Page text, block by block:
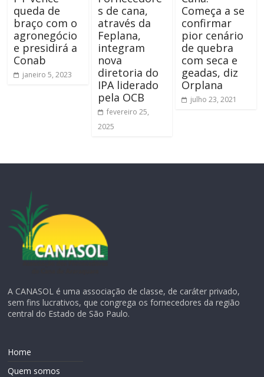
queda de
braço com o
agronegócio
e presidirá a
Conab
janeiro 5, 2023
s de cana,
através da
Feplana,
integram
nova
diretoria do
IPA liderado
pela OCB
fevereiro 25,
2025
Começa a se
confirmar
pior cenário
de quebra
com seca e
geadas, diz
Orplana
julho 23, 2021
A CANASOL é uma associação de classe, de caráter privado,
sem fins lucrativos, que congrega os fornecedores da região
central do Estado de São Paulo.
Home
Quem somos